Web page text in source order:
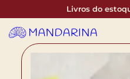
Livros do